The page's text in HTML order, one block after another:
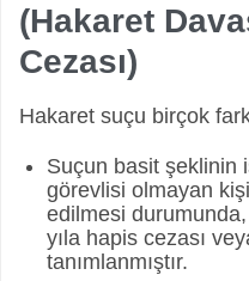
(Hakaret
Cezası)
Hakaret suçu birçok
Suçun basit şeklinin
görevlisi olmayan
edilmesi
yıla hapis cezası
tanımlanmıştır.